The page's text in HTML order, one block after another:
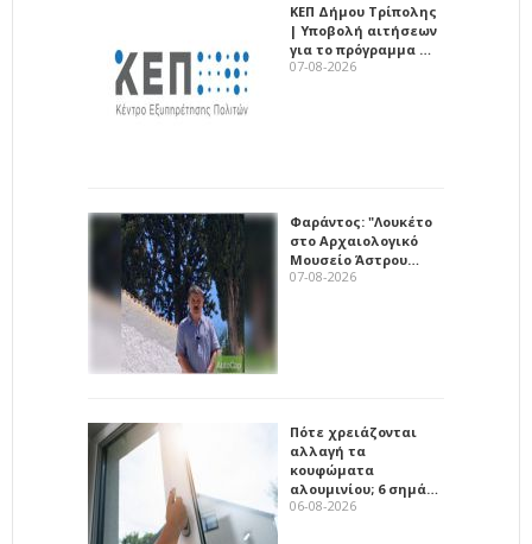
ΚΕΠ Δήμου Τρίπολης
| Υποβολή αιτήσεων
για το πρόγραμμα …
07-08-2026
Φαράντος: "Λουκέτο
στο Αρχαιολογικό
Μουσείο Άστρου…
07-08-2026
Πότε χρειάζονται
αλλαγή τα
κουφώματα
αλουμινίου; 6 σημά…
06-08-2026